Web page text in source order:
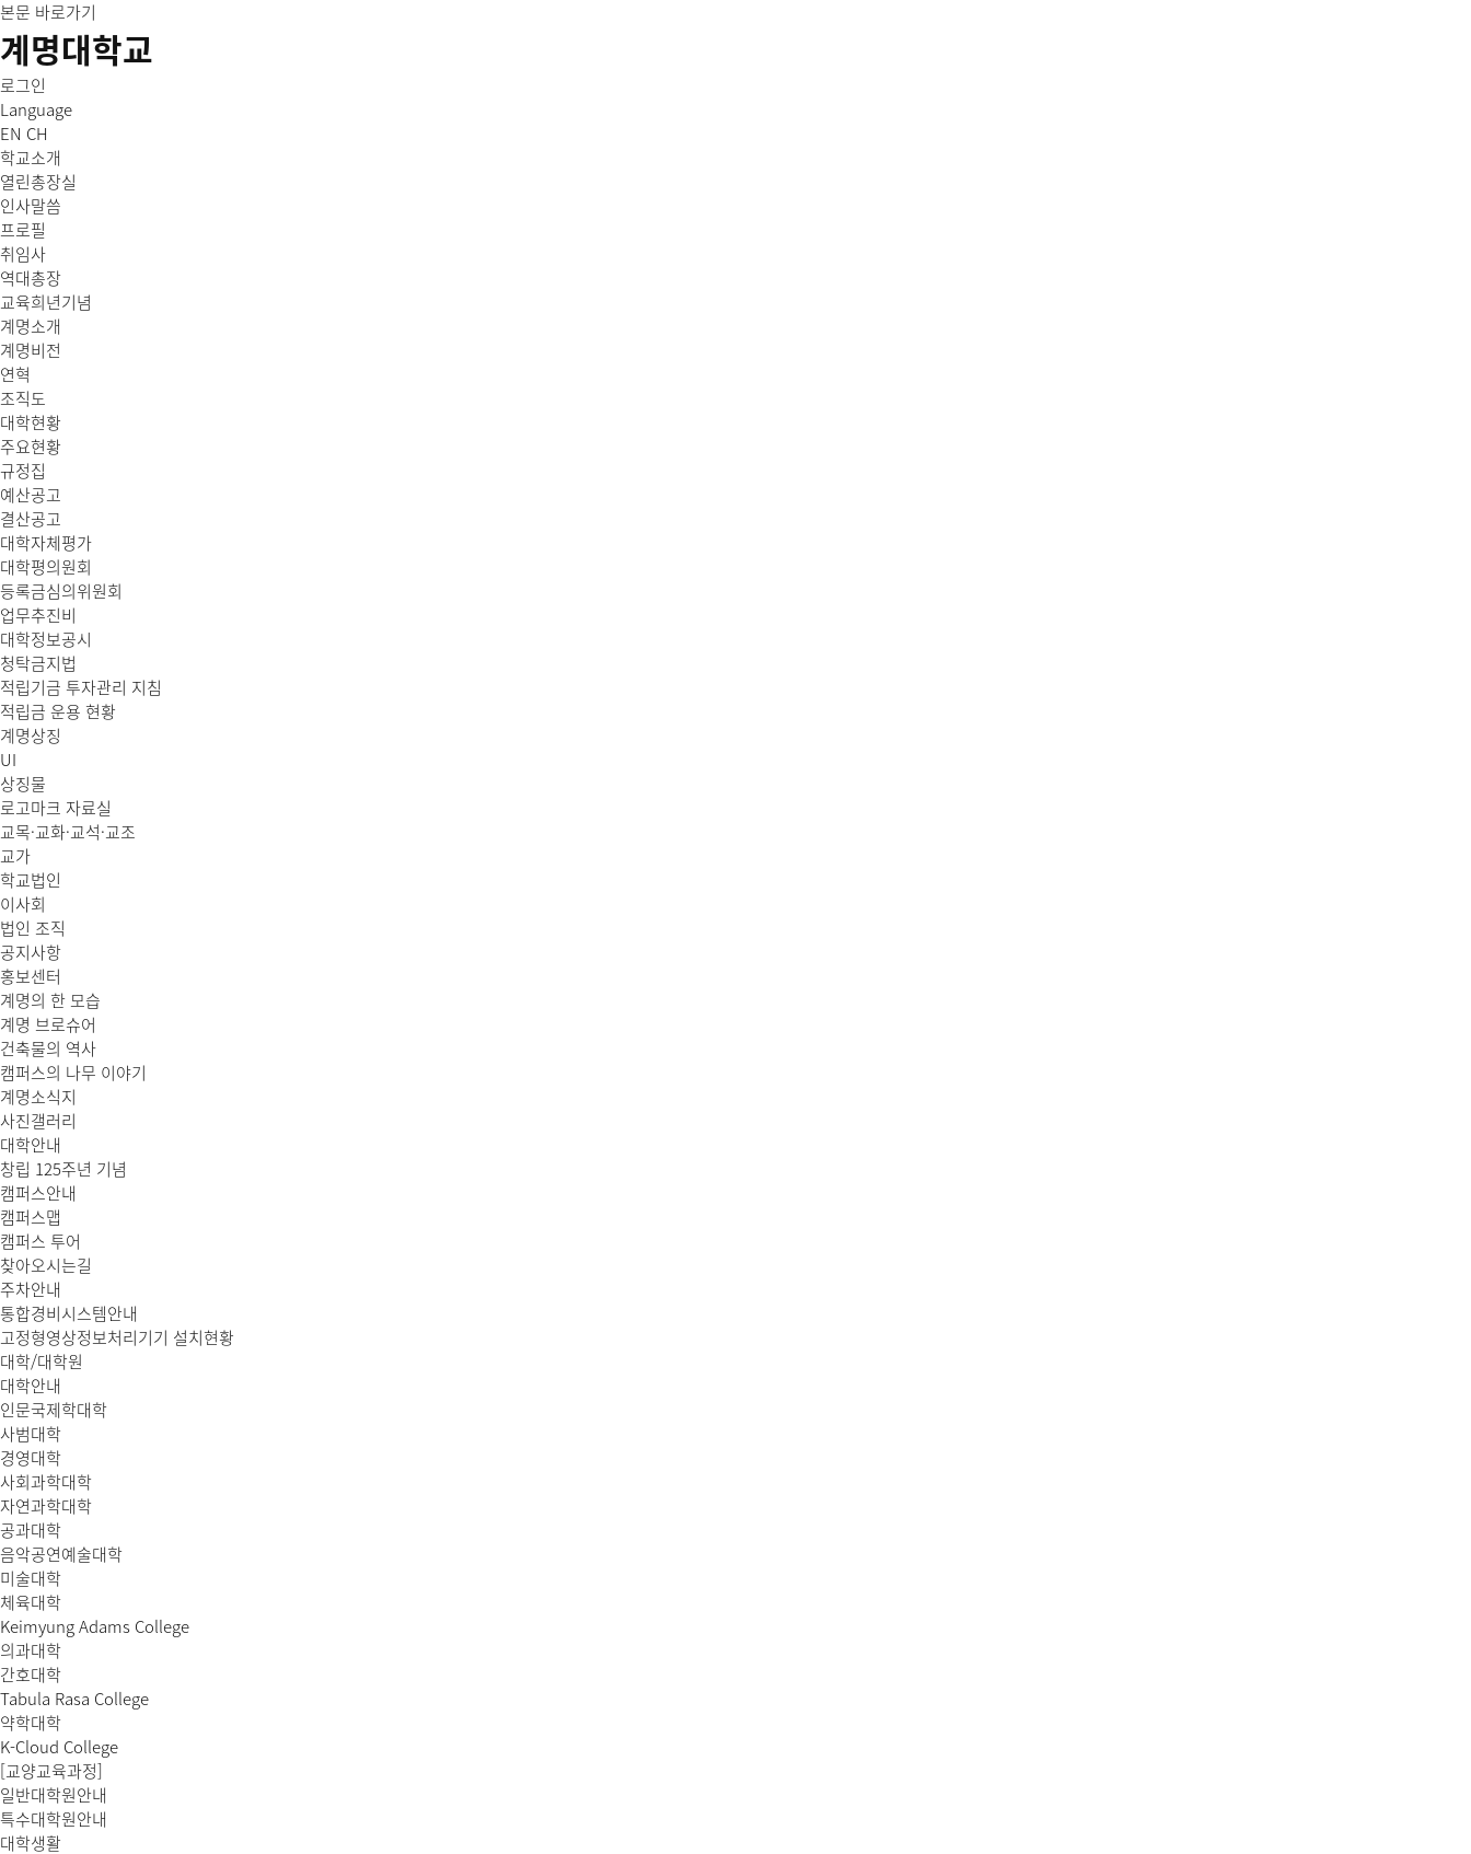
본문 바로가기
계명대학교
로그인
Language
EN CH
학교소개
열린총장실
인사말씀
프로필
취임사
역대총장
교육희년기념
계명소개
계명비전
연혁
조직도
대학현황
주요현황
규정집
예산공고
결산공고
대학자체평가
대학평의원회
등록금심의위원회
업무추진비
대학정보공시
청탁금지법
적립기금 투자관리 지침
적립금 운용 현황
계명상징
UI
상징물
로고마크 자료실
교목·교화·교석·교조
교가
학교법인
이사회
법인 조직
공지사항
홍보센터
계명의 한 모습
계명 브로슈어
건축물의 역사
캠퍼스의 나무 이야기
계명소식지
사진갤러리
대학안내
창립 125주년 기념
캠퍼스안내
캠퍼스맵
캠퍼스 투어
찾아오시는길
주차안내
통합경비시스템안내
고정형영상정보처리기기 설치현황
대학/대학원
대학안내
인문국제학대학
사범대학
경영대학
사회과학대학
자연과학대학
공과대학
음악공연예술대학
미술대학
체육대학
Keimyung Adams College
의과대학
간호대학
Tabula Rasa College
약학대학
K-Cloud College
[교양교육과정]
일반대학원안내
특수대학원안내
대학생활